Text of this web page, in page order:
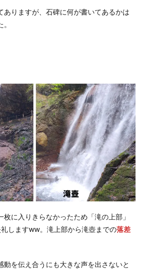
ありますが、石碑に何が書いてあるかは
に入りきらなかったため「滝の上部」
しますww。滝上部から滝壺までの落差
動を伝え合うにも大きな声を出さないと